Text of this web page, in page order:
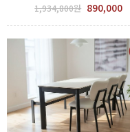
1,934,800원 890,000